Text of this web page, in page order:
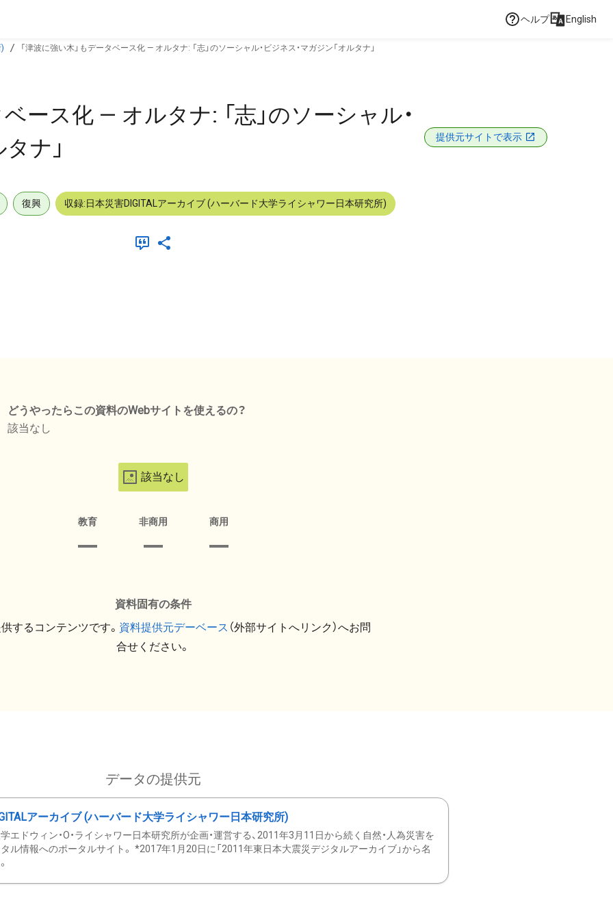
ヘルプ English
「津波に強い木」もデータベース化 — オルタナ: 「志」のソーシャル・ビジネス・マガジン「オルタナ」
ース化 — オルタナ: 「志」のソーシャル・
ナ」
提供元サイトで表示
復興 収録:日本災害DIGITALアーカイブ (ハーバード大学ライシャワー日本研究所)
どうやったらこの資料のWebサイトを使えるの？
該当なし
該当なし
教育 非商用 商用
資料固有の条件
するコンテンツです。 資料提供元デーベース （外部サイトへリンク）へお問
合せください。
データの提供元
アーカイブ (ハーバード大学ライシャワー日本研究所)
エドウィン・O・ライシャワー日本研究所が企画・運営する、2011年3月11日から続く自然・人為災害を
ル情報へのポータルサイト。 *2017年1月20日に「2011年東日本大震災デジタルアーカイブ」から名